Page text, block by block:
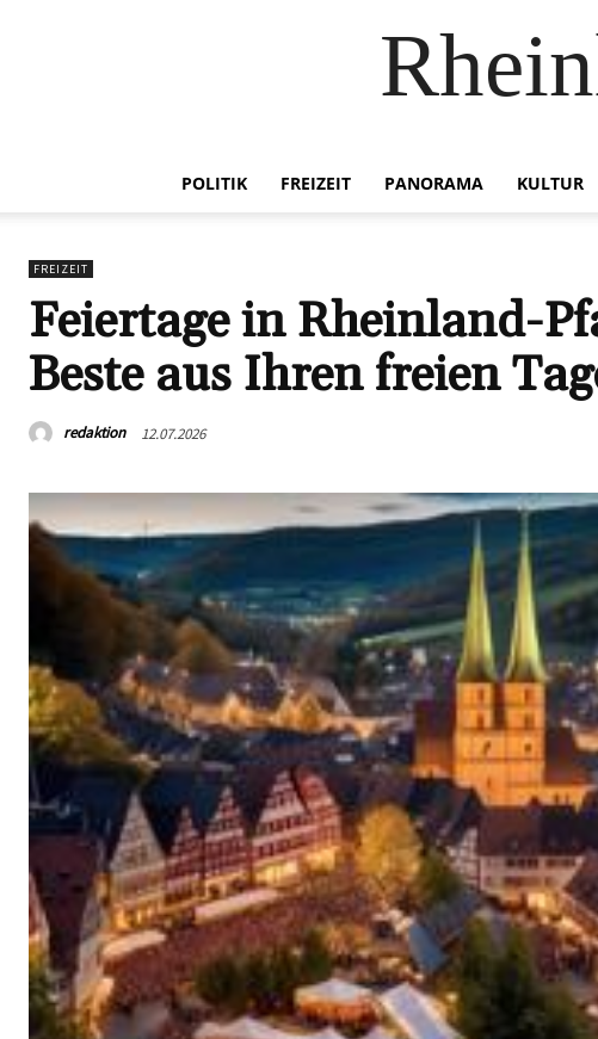
POLITIK FREIZEIT PANORAMA KULTUR
FREIZEIT
Feiertage in Rheinland-
Beste aus Ihren freien
redaktion 12.07.2026